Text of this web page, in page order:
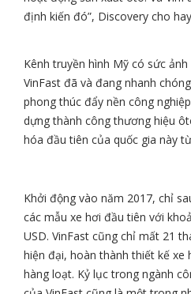
định kiến đó”, Discovery cho
Kênh truyền hình Mỹ có sức
VinFast đã và đang nhanh
phong thúc đẩy nền công
dựng thành công thương hiệu
hóa đầu tiên của quốc gia này
Khởi động vào năm 2017, chỉ
các mẫu xe hơi đầu tiên với
USD. VinFast cũng chỉ mất 21
hiện đại, hoàn thành thiết kế xe
hàng loạt. Kỷ lục trong ngành